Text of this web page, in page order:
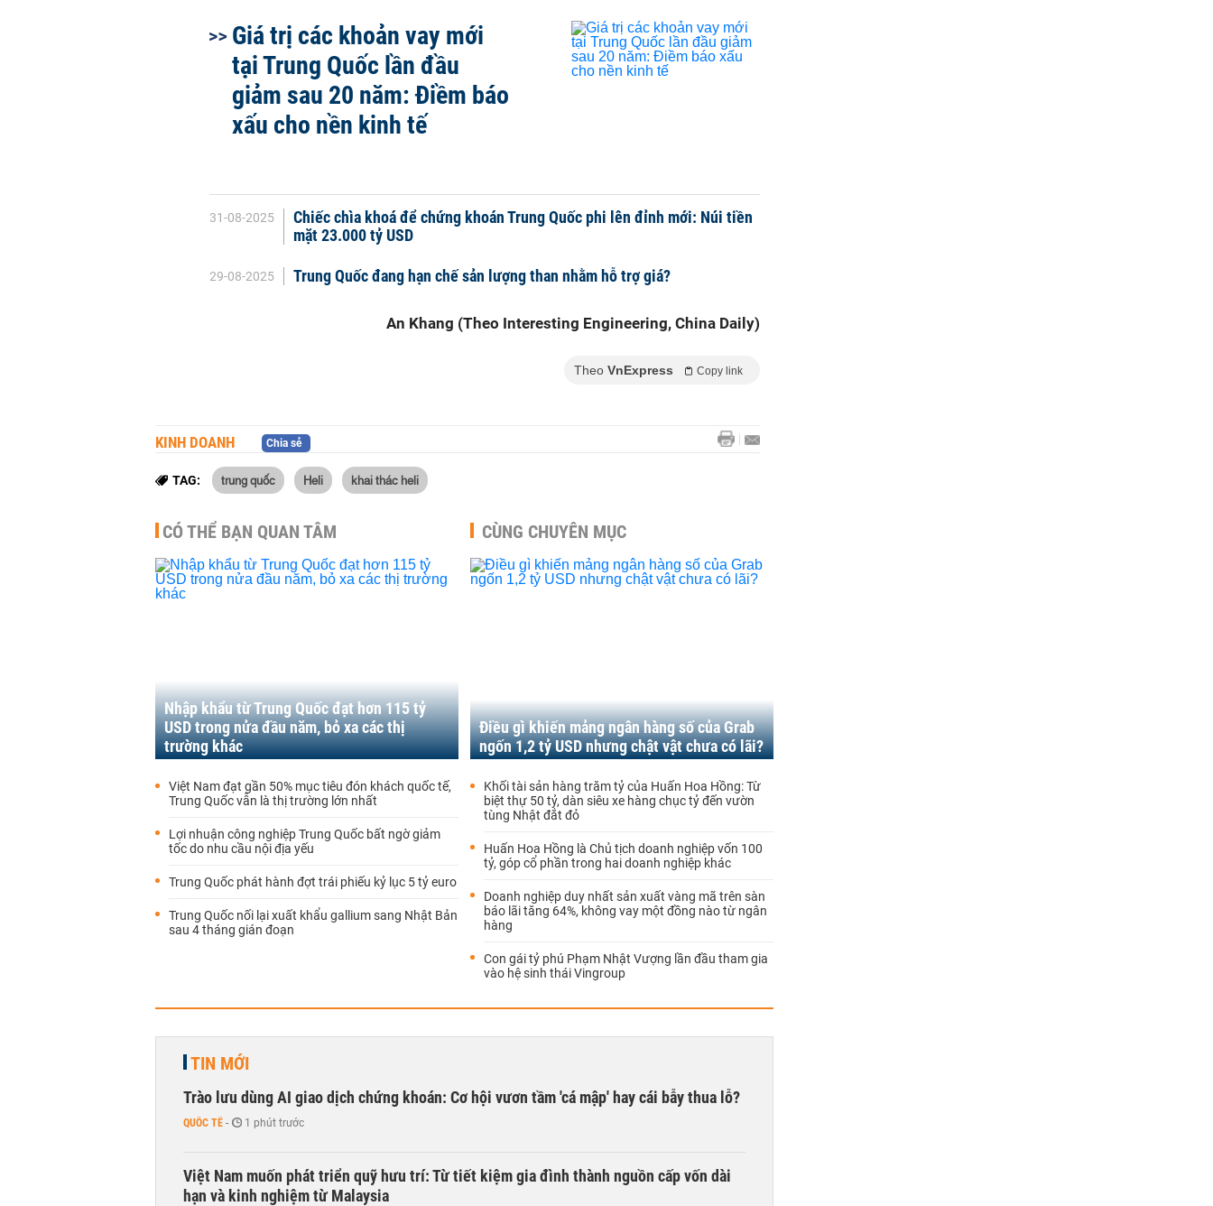
Giá trị các khoản vay mới
tại Trung Quốc lần đầu
giảm sau 20 năm: Điềm báo
xấu cho nền kinh tế
31-08-2025
Chiếc chìa khoá để chứng khoán Trung Quốc phi lên đỉnh mới: Núi tiền
mặt 23.000 tỷ USD
29-08-2025 Trung Quốc đang hạn chế sản lượng than nhằm hỗ trợ giá?
An Khang (Theo Interesting Engineering, China Daily)
Theo VnExpress Copy link
KINH DOANH Chia sẻ
TAG: trung quốc Heli khai thác heli
CÓ THỂ BẠN QUAN TÂM
Nhập khẩu từ Trung Quốc đạt hơn 115 tỷ
USD trong nửa đầu năm, bỏ xa các thị
trường khác
Việt Nam đạt gần 50% mục tiêu đón khách quốc tế,
Trung Quốc vẫn là thị trường lớn nhất
Lợi nhuận công nghiệp Trung Quốc bất ngờ giảm
tốc do nhu cầu nội địa yếu
Trung Quốc phát hành đợt trái phiếu kỷ lục 5 tỷ euro
Trung Quốc nối lại xuất khẩu gallium sang Nhật Bản
sau 4 tháng gián đoạn
CÙNG CHUYÊN MỤC
Điều gì khiến mảng ngân hàng số của Grab
ngốn 1,2 tỷ USD nhưng chật vật chưa có lãi?
Khối tài sản hàng trăm tỷ của Huấn Hoa Hồng: Từ
biệt thự 50 tỷ, dàn siêu xe hàng chục tỷ đến vườn
tùng Nhật đắt đỏ
Huấn Hoa Hồng là Chủ tịch doanh nghiệp vốn 100
tỷ, góp cổ phần trong hai doanh nghiệp khác
Doanh nghiệp duy nhất sản xuất vàng mã trên sàn
báo lãi tăng 64%, không vay một đồng nào từ ngân
hàng
Con gái tỷ phú Phạm Nhật Vượng lần đầu tham gia
vào hệ sinh thái Vingroup
TIN MỚI
Trào lưu dùng AI giao dịch chứng khoán: Cơ hội vươn tầm 'cá mập' hay cái bẫy thua lỗ?
QUỐC TẾ - 1 phút trước
Việt Nam muốn phát triển quỹ hưu trí: Từ tiết kiệm gia đình thành nguồn cấp vốn dài
hạn và kinh nghiệm từ Malaysia